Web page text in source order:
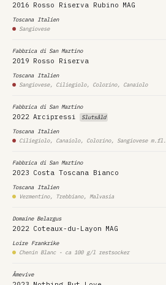
2016 Rosso Riserva Rubino MAG
Toscana Italien
Sangiovese
Fabbrica di San Martino
2019 Rosso Riserva
Toscana Italien
Sangiovese, Ciliegiolo, Colorino, Canaiolo
Fabbrica di San Martino
2022 Arcipressi Slutsåld
Toscana Italien
Ciliegiolo, Canaiolo, Colorino, Sangiovese m.fl.
Fabbrica di San Martino
2023 Costa Toscana Bianco
Toscana Italien
Vermentino, Trebbiano, Malvasia
Domaine Belargus
2022 Coteaux-du-Layon MAG
Loire
Frankrike
Chenin Blanc - ca 100 g/l restsocker
Âmevive